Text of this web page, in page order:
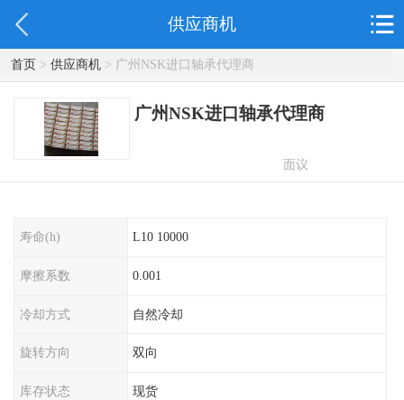
供应商机
首页> 供应商机> 广州NSK进口轴承代理商
广州NSK进口轴承代理商
面议
寿命(h) L10 10000
摩擦系数 0.001
冷却方式 自然冷却
旋转方向 双向
库存状态 现货